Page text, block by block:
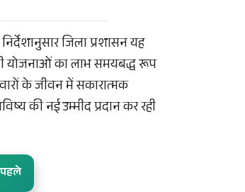
जिला प्रशासन यह
योजनाओं का लाभ समयबद्ध रूप
के जीवन में सकारात्मक
की नई उम्मीद प्रदान कर रही